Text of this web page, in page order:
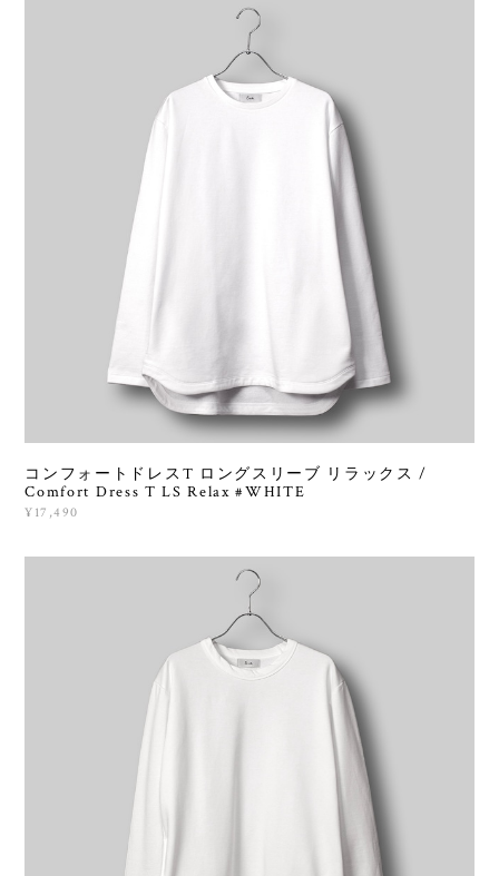
コンフォートドレスT ロングスリーブ リラックス /
Comfort Dress T LS Relax #WHITE
¥17,490